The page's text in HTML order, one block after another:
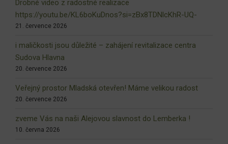
Drobné video z radostné realizace
https://youtu.be/KL6boKuDnos?si=zBx8TDNlcKhR-UQ-
21. července 2026
i maličkosti jsou důležité – zahájení revitalizace centra
Sudova Hlavna
20. července 2026
Veřejný prostor Mladská otevřen! Máme velikou radost
20. července 2026
zveme Vás na naši Alejovou slavnost do Lemberka !
10. června 2026